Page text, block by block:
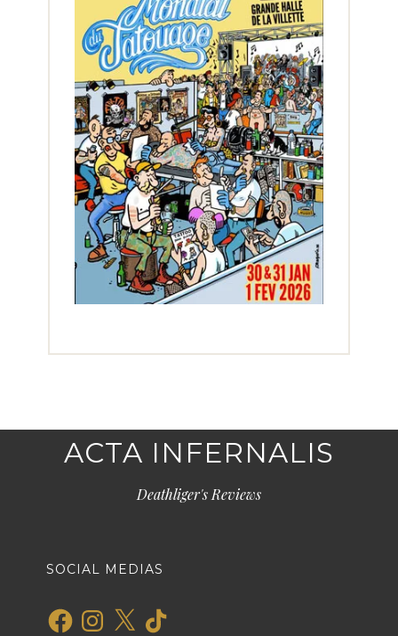
ACTA INFERNALIS
Deathliger's Reviews
SOCIAL MEDIAS
FacebookInstagram
X TikTok